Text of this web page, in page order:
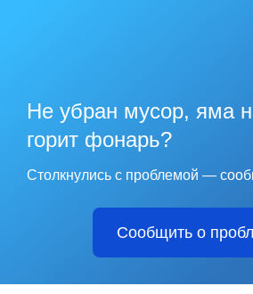
Не убран мусор, яма
горит фонарь?
Столкнулись с проблемой —
Сообщить о